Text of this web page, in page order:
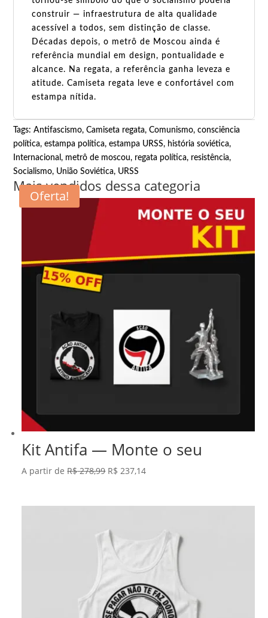
construir — infraestrutura de alta qualidade
acessível a todos, sem distinção de classe.
Décadas depois, o metrô de Moscou ainda é
referência mundial em design, pontualidade e
alcance. Na regata, a referência ganha leveza e
atitude. Camiseta regata leve e confortável com
estampa nítida.
Tags:Antifascismo,Camiseta regata,Comunismo,consciência
política,estampa política,estampa URSS, história soviética,
Internacional, metrô de moscou, regata política, resistência,
Socialismo, União Soviética, URSS
Mais vendidos dessa categoria
Oferta!
Kit Antifa — Monte o seu
A partir deR$278,99 O
R$ 278,99.
R$ 237,14O
R$ 237,14.